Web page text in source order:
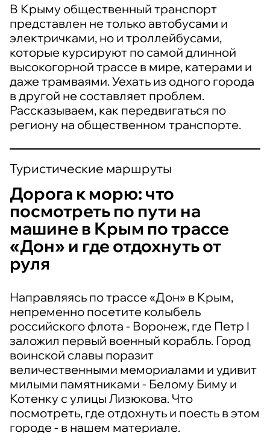
В Крыму общественный транспорт
представлен не только автобусами и
электричками, но и троллейбусами,
которые курсируют по самой длинной
высокогорной трассе в мире, катерами и
даже трамваями. Уехать из одного города
в другой не составляет проблем.
Рассказываем, как передвигаться по
региону на общественном транспорте.
Туристические маршруты
Дорога к морю: что
посмотреть по пути на
машине в Крым по трассе
«Дон» и где отдохнуть от
руля
Направляясь по трассе «Дон» в Крым,
непременно посетите колыбель
российского флота - Воронеж, где Петр I
заложил первый военный корабль. Город
воинской славы поразит
величественными мемориалами и удивит
милыми памятниками - Белому Биму и
Котенку с улицы Лизюкова. Что
посмотреть, где отдохнуть и поесть в этом
городе - в нашем материале.